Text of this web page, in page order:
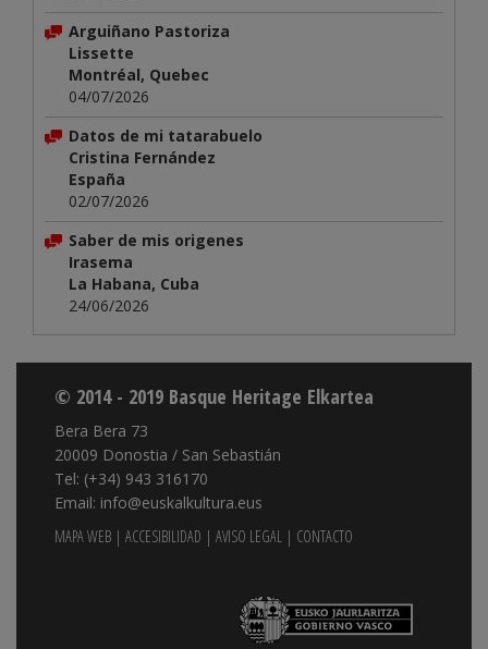
Arguiñano Pastoriza
Lissette
Montréal, Quebec
04/07/2026
Datos de mi tatarabuelo
Cristina Fernández
España
02/07/2026
Saber de mis origenes
Irasema
La Habana, Cuba
24/06/2026
© 2014 - 2019 Basque Heritage Elkartea
Bera Bera 73
20009 Donostia / San Sebastián
Tel: (+34) 943 316170
Email: info@euskalkultura.eus
MAPA WEB | ACCESIBILIDAD | AVISO LEGAL | CONTACTO